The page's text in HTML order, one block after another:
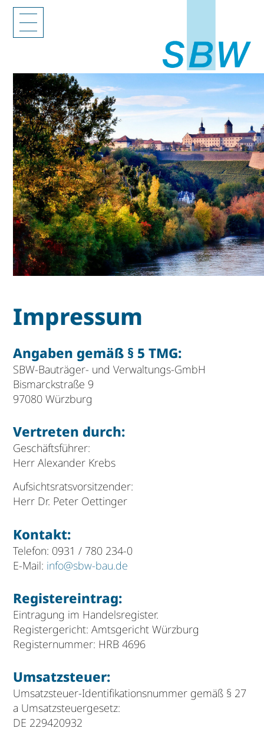
Impressum
Angaben gemäß § 5 TMG:
SBW-Bauträger- und Verwaltungs-GmbH
Bismarckstraße 9
97080 Würzburg
Vertreten durch:
Geschäftsführer:
Herr Alexander Krebs
Aufsichtsratsvorsitzender:
Herr Dr. Peter Oettinger
Kontakt:
Telefon: 0931 / 780 234-0
E-Mail: info@sbw-bau.de
Registereintrag:
Eintragung im Handelsregister.
Registergericht: Amtsgericht Würzburg
Registernummer: HRB 4696
Umsatzsteuer:
Umsatzsteuer-Identifikationsnummer gemäß § 27
a Umsatzsteuergesetz:
DE 229420932